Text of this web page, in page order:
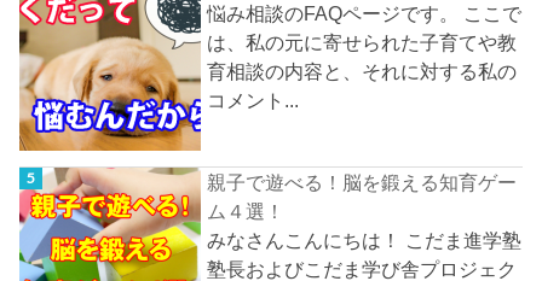
悩み相談のFAQページです。 ここで
は、私の元に寄せられた子育てや教
育相談の内容と、それに対する私の
コメント...
親子で遊べる！脳を鍛える知育ゲー
ム４選！
みなさんこんにちは！ こだま進学塾
塾長およびこだま学び舎プロジェク